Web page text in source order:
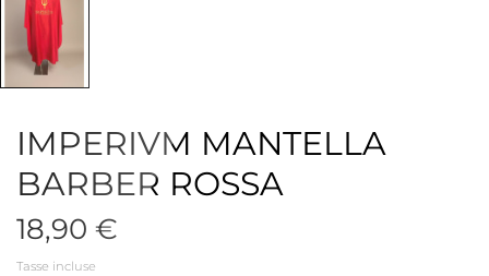
IMPERIVM MANTELLA
BARBER ROSSA
18,90 €
Tasse incluse